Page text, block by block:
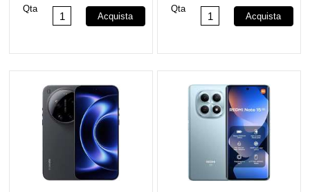
Qta
Acquista
Qta
Acquista